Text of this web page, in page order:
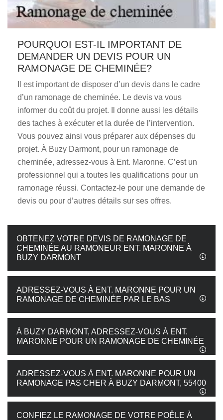
POURQUOI EST-IL IMPORTANT DE
DEMANDER UN DEVIS POUR UN
RAMONAGE DE CHEMINÉE?
Il est important de disposer d’un devis dans le cadre
d’un ramonage de cheminée. Le devis va vous
informer du coût du projet. Il donne aussi les détails
des taches à exécuter et la durée de l’intervention.
Vous pouvez ainsi vous préparer aux dépenses du
projet. À Buzy Darmont, pour un ramonage de
cheminée, adressez-vous à Ent. Maronne. C’est un
professionnel qui a toutes les qualifications pour un
ramonage réussi. Contactez-le pour une demande de
devis ou pour d’autres détails sur ses offres.
OBTENEZ VOTRE DEVIS DE RAMONAGE DE
CHEMINÉE AU RAMONEUR ENT. MARONNE À
BUZY DARMONT
ADRESSEZ-VOUS À ENT. MARONNE POUR UN
RAMONAGE DE CHEMINÉE PAR LE BAS
À BUZY DARMONT, ADRESSEZ-VOUS À ENT.
MARONNE POUR UN RAMONAGE DE CHEMINÉE
ADRESSEZ-VOUS À ENT. MARONNE POUR UN
RAMONAGE PAS CHER À BUZY DARMONT, 55400
CONFIEZ LE RAMONAGE DE VOTRE POÊLE À